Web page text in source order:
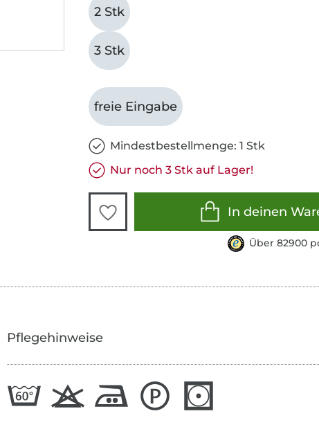
2 Stk
3 Stk
freie Eingabe
Mindestbestellmenge: 1 Stk
Nur noch 3 Stk auf Lager!
In deinen
Über 82900
Pflegehinweise